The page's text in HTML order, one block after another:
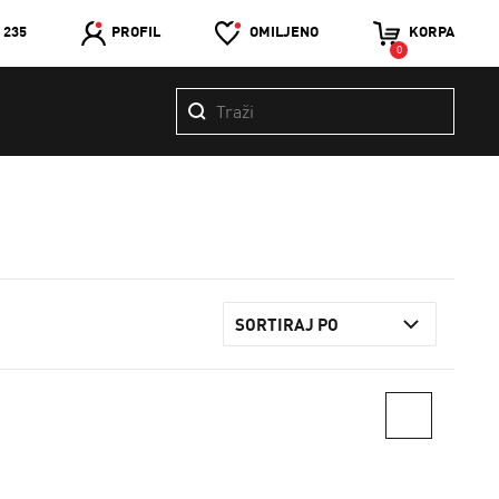
235 PROFIL OMILJENO KORPA
0
SORTIRAJ PO